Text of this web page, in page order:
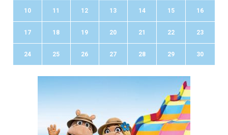
10 11 12 13 14 15 16
17 18 19 20 21 22 23
24 25 26 27 28 29 30